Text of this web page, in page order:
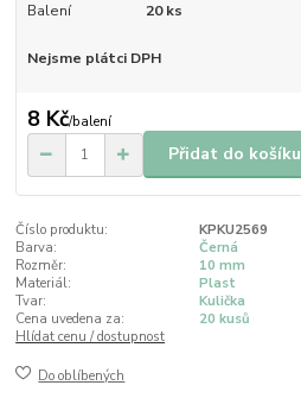
Balení
20 ks
Nejsme plátci DPH
8 Kč/balení
Přidat do košíku
Číslo produktu:
KPKU2569
Barva:
Černá
Rozměr:
10 mm
Materiál:
Plast
Tvar:
Kulička
Cena uvedena za:
20 kusů
Hlídat cenu / dostupnost
Do oblíbených